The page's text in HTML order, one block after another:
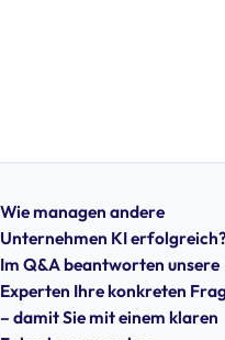
Wie managen andere
Unternehmen KI
Im Q&A beantworten unsere
Experten Ihre konkreten
– damit Sie mit einem klaren